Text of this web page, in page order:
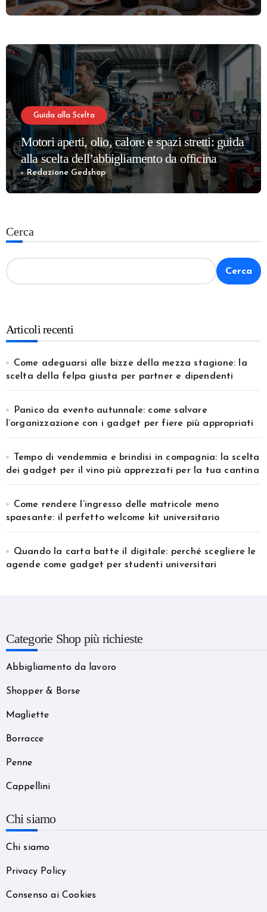
Guida alla Scelta
Motori aperti, olio, calore e spazi stretti: guida
alla scelta dell’abbigliamento da officina
meccanica più confortevole e sicuro
Redazione Gedshop
Cerca
Cerca
Articoli recenti
Come adeguarsi alle bizze della mezza stagione: la
scelta della felpa giusta per partner e dipendenti
Panico da evento autunnale: come salvare
l’organizzazione con i gadget per fiere più appropriati
Tempo di vendemmia e brindisi in compagnia: la scelta
dei gadget per il vino più apprezzati per la tua cantina
Come rendere l’ingresso delle matricole meno
spaesante: il perfetto welcome kit universitario
Quando la carta batte il digitale: perché scegliere le
agende come gadget per studenti universitari
Categorie Shop più richieste
Abbigliamento da lavoro
Shopper & Borse
Magliette
Borracce
Penne
Cappellini
Chi siamo
Chi siamo
Privacy Policy
Consenso ai Cookies